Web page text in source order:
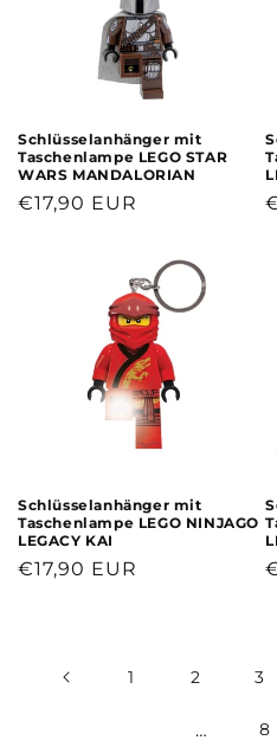
Schlüsselanhänger mit
Taschenlampe LEGO STAR
WARS MANDALORIAN
Normaler
€17,90 EUR
Schlüsselanhänger mit
Taschenlampe LEGO NINJAGO
LEGACY KAI
Normaler
€17,90 EUR
1 2 3
… 8